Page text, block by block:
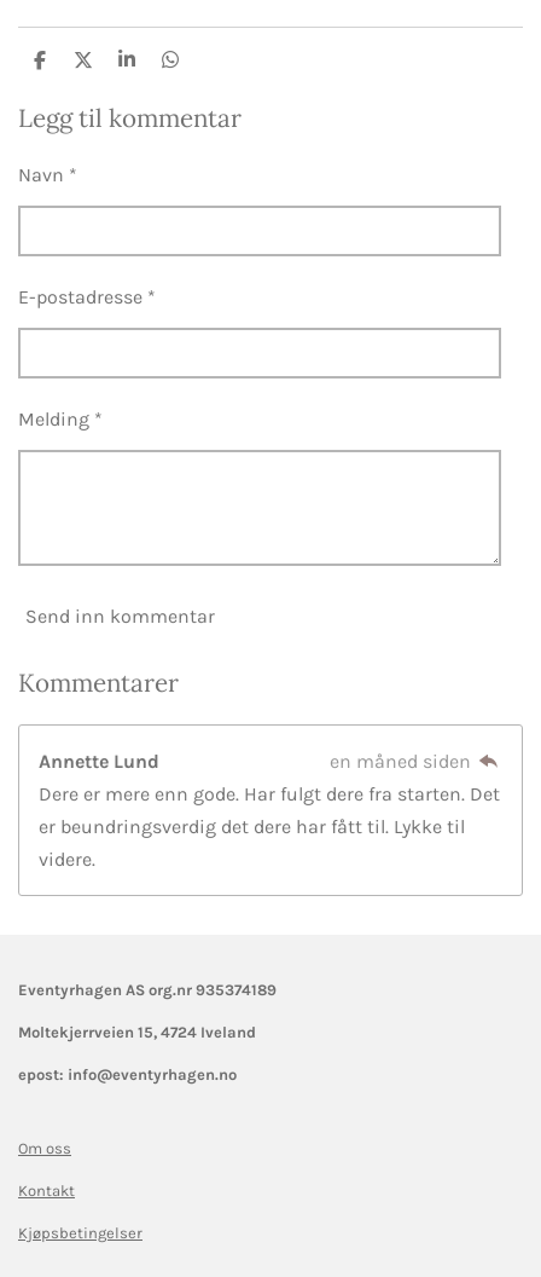
D
D
e
D
D
Legg til kommentar
Navn *
E-postadresse *
Melding *
Send inn kommentar
Kommentarer
Annette Lund
en måned siden
Dere er mere enn gode. Har fulgt dere fra starten. Det
er beundringsverdig det dere har fått til. Lykke til
videre.
Eventyrhagen AS org.nr 935374189
Moltekjerrveien 15, 4724 Iveland
epost: info@eventyrhagen.no
Om oss
Kontakt
Kjøpsbetingelser